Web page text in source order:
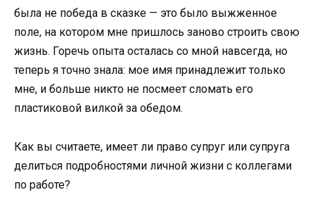
была не победа в сказке — это было выжженное
поле, на котором мне пришлось заново строить свою
жизнь. Горечь опыта осталась со мной навсегда, но
теперь я точно знала: мое имя принадлежит только
мне, и больше никто не посмеет сломать его
пластиковой вилкой за обедом.
Как вы считаете, имеет ли право супруг или супруга
делиться подробностями личной жизни с коллегами
по работе?